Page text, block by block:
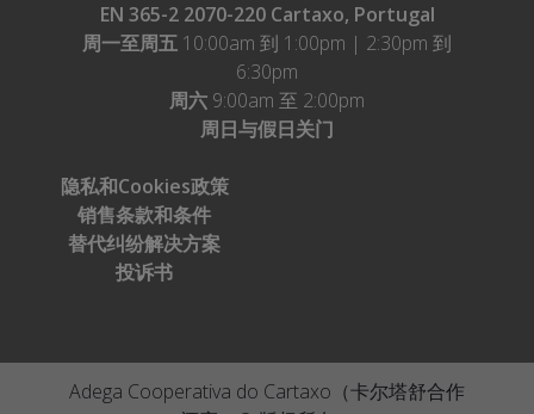
EN 365-2 2070-220 Cartaxo, Portugal
周一至周五 10:00am 到 1:00pm | 2:30pm 到
6:30pm
周六 9:00am 至 2:00pm
周日与假日关门
隐私和Cookies政策
销售条款和条件
替代纠纷解决方案
投诉书
Adega Cooperativa do Cartaxo（卡尔塔舒合作